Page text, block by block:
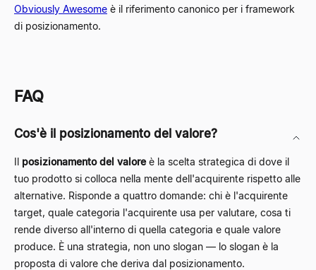
Obviously Awesome è il riferimento canonico per i framework
di posizionamento.
FAQ
Cos'è il posizionamento del valore?
Il posizionamento del valoreè la scelta strategica di dove il
tuo prodotto si colloca nella mente dell'acquirente rispetto alle
alternative. Risponde a quattro domande: chi è l'acquirente
target, quale categoria l'acquirente usa per valutare, cosa ti
rende diverso all'interno di quella categoria e quale valore
produce. È una strategia, non uno slogan — lo slogan è la
proposta di valore che deriva dal posizionamento.